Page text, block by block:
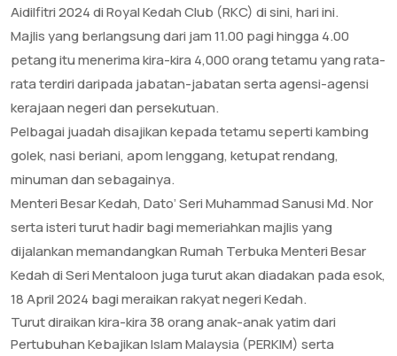
Aidilfitri 2024 di Royal Kedah Club (RKC) di sini, hari ini.
Majlis yang berlangsung dari jam 11.00 pagi hingga 4.00
petang itu menerima kira-kira 4,000 orang tetamu yang rata-
rata terdiri daripada jabatan-jabatan serta agensi-agensi
kerajaan negeri dan persekutuan.
Pelbagai juadah disajikan kepada tetamu seperti kambing
golek, nasi beriani, apom lenggang, ketupat rendang,
minuman dan sebagainya.
Menteri Besar Kedah, Dato’ Seri Muhammad Sanusi Md. Nor
serta isteri turut hadir bagi memeriahkan majlis yang
dijalankan memandangkan Rumah Terbuka Menteri Besar
Kedah di Seri Mentaloon juga turut akan diadakan pada esok,
18 April 2024 bagi meraikan rakyat negeri Kedah.
Turut diraikan kira-kira 38 orang anak-anak yatim dari
Pertubuhan Kebajikan Islam Malaysia (PERKIM) serta